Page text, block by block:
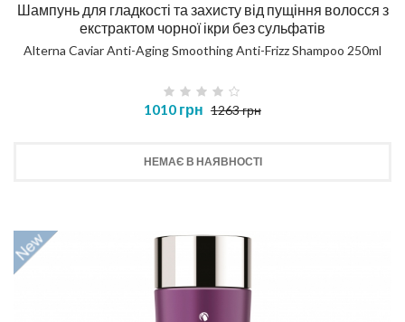
Шампунь для гладкості та захисту від пущіння волосся з
екстрактом чорної ікри без сульфатів
Alterna Caviar Anti-Aging Smoothing Anti-Frizz Shampoo 250ml
1010 грн 1263 грн
НЕМАЄ В НАЯВНОСТІ